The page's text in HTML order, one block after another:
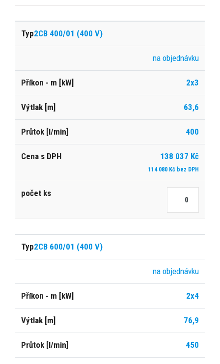
2CB 400/01 (400 V)
na objednávku
2x3
63,6
400
138 037 Kč
114 080 Kč bez DPH
2CB 600/01 (400 V)
na objednávku
2x4
76,9
450